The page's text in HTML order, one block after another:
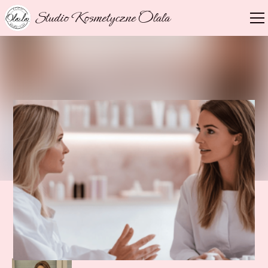
Studio Kosmetyczne Olala
NASZ EKSPERT